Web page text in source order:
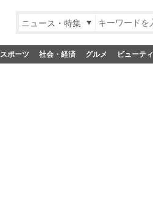
ニュース・特集
スポーツ 社会・経済 グルメ ビューティ